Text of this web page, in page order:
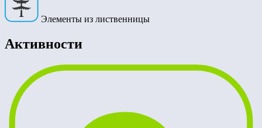
Элементы из лиственницы
Активности